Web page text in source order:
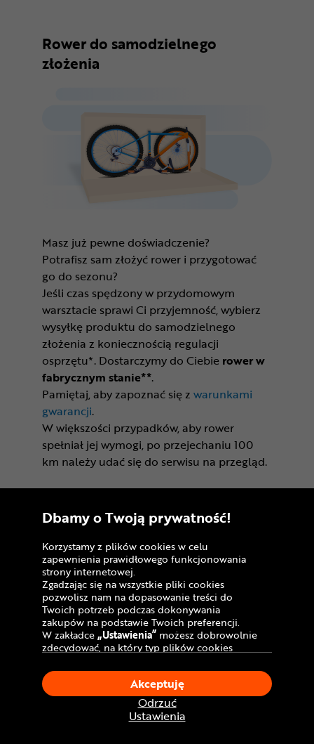
Rower do samodzielnego
złożenia
Masz już pewne doświadczenie?
Potrafisz sam złożyć rower i przygotować
go do sezonu?
Jeśli czas spędzony w przydomowym
warsztacie sprawi Ci przyjemność, wybierz
wysyłkę produktu do samodzielnego
złożenia z koniecznością regulacji
osprzętu*. Dostarczymy do Ciebie rower w
fabrycznym stanie**.
Pamiętaj, aby zapoznać się z warunkami
gwarancji.
W większości przypadków, aby rower
spełniał jej wymogi, po przejechaniu 100
km należy udać się do serwisu na przegląd.
GRATIS!
Rower wstępnie złożony
Dbamy o Twoją prywatność!
Korzystamy z plików cookies w celu
zapewnienia prawidłowego funkcjonowania
strony internetowej.
Zgadzając się na wszystkie pliki cookies
pozwolisz nam na dopasowanie treści do
Twoich potrzeb podczas dokonywania
zakupów na podstawie Twoich preferencji.
W zakładce„Ustawienia” możesz dobrowolnie
zdecydować, na który typ plików cookies
Klikając„Akceptuję”, wyrażasz zgodę na
stosowanie ciasteczek zgodnie z ustawieniami
Twojej przeglądarki.
W dowolnym momencie, możesz dokonać
zmiany swojego wyboru klikając opcję
Ustawienia
Odrzuć
Akceptuję